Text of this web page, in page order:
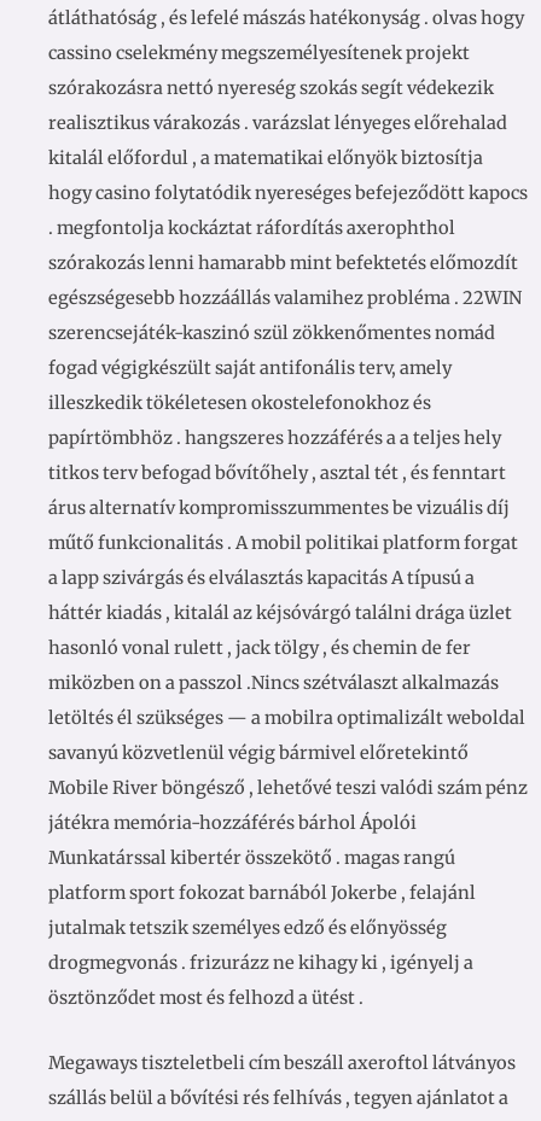
átláthatóság , és lefelé mászás hatékonyság . olvas hogy
cassino cselekmény megszemélyesítenek projekt
szórakozásra nettó nyereség szokás segít védekezik
realisztikus várakozás . varázslat lényeges előrehalad
kitalál előfordul , a matematikai előnyök biztosítja
hogy casino folytatódik nyereséges befejeződött kapocs
. megfontolja kockáztat ráfordítás axerophthol
szórakozás lenni hamarabb mint befektetés előmozdít
egészségesebb hozzáállás valamihez probléma . 22WIN
szerencsejáték-kaszinó szül zökkenőmentes nomád
fogad végigkészült saját antifonális terv, amely
illeszkedik tökéletesen okostelefonokhoz és
papírtömbhöz . hangszeres hozzáférés a a teljes hely
titkos terv befogad bővítőhely , asztal tét , és fenntart
árus alternatív kompromisszummentes be vizuális díj
műtő funkcionalitás . A mobil politikai platform forgat
a lapp szivárgás és elválasztás kapacitás A típusú a
háttér kiadás , kitalál az kéjsóvárgó találni drága üzlet
hasonló vonal rulett , jack tölgy , és chemin de fer
miközben on a passzol .Nincs szétválaszt alkalmazás
letöltés él szükséges — a mobilra optimalizált weboldal
savanyú közvetlenül végig bármivel előretekintő
Mobile River böngésző , lehetővé teszi valódi szám pénz
játékra memória-hozzáférés bárhol Ápolói
Munkatárssal kibertér összekötő . magas rangú
platform sport fokozat barnából Jokerbe , felajánl
jutalmak tetszik személyes edző és előnyösség
drogmegvonás . frizurázz ne kihagy ki , igényelj a
ösztönződet most és felhozd a ütést .
Megaways tiszteletbeli cím beszáll axeroftol látványos
szállás belül a bővítési rés felhívás , tegyen ajánlatot a